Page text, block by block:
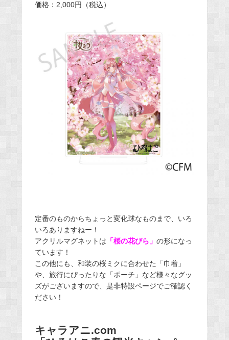
価格：2,000円（税込）
定番のものからちょっと変化球なものまで、いろ
いろありますねー！
アクリルマグネットは 「桜の花びら」 の形になっ
ています！
この他にも、和装の桜ミクに合わせた「巾着」
や、旅行にぴったりな「ポーチ」など様々なグッ
ズがございますので、是非特設ページでご確認く
ださい！
キャラアニ.com